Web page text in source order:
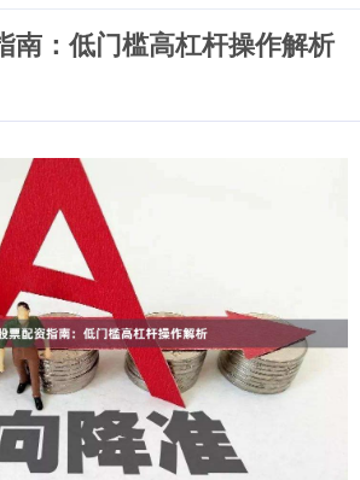
南：低门槛高杠杆操作解析